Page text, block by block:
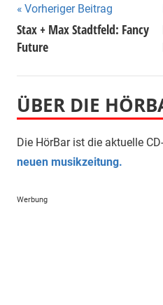
Vorheriger Beitrag
Stax + Max Stadtfeld: Fancy
Future
ÜBER DIE
Die HörBar ist die aktuelle
neuen musikzeitung.
Werbung